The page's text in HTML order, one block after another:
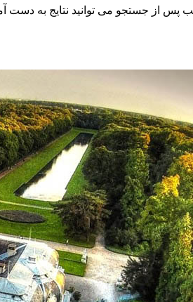
پس از جستجو می توانید نتایج به دست